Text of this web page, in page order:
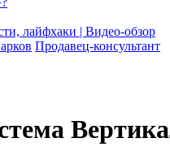
лайфхаки | Видео-обзор
Продавец-консультант